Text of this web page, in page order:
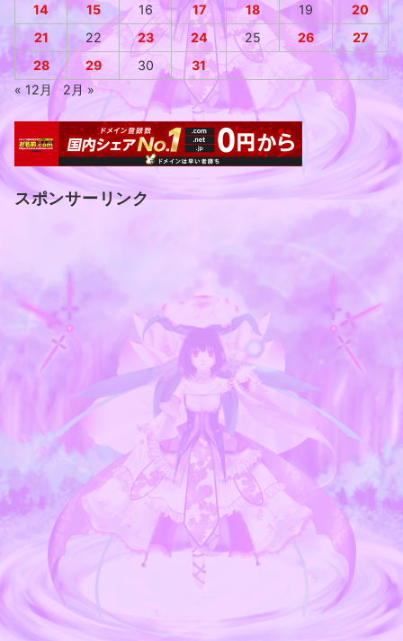
14
15 16 17 18 19
20
21
22 23 24 25 26
27
28
29 30
31
« 12月
2月 »
スポンサーリンク